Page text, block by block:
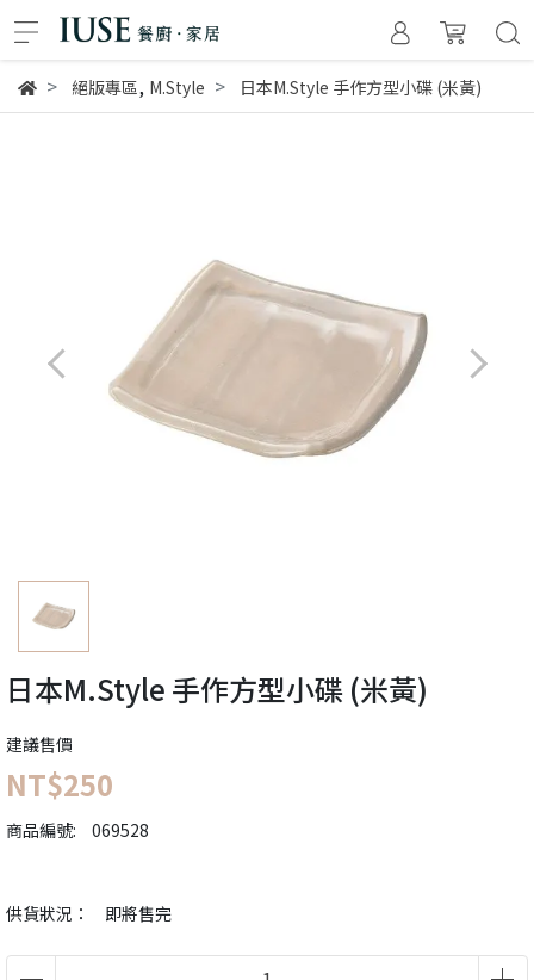
絕版專區, M.Style 日本M.Style 手作方型小碟 (米黃)
日本M.Style 手作方型小碟 (米黃)
建議售價
NT$250
商品編號: 069528
供貨狀況： 即將售完